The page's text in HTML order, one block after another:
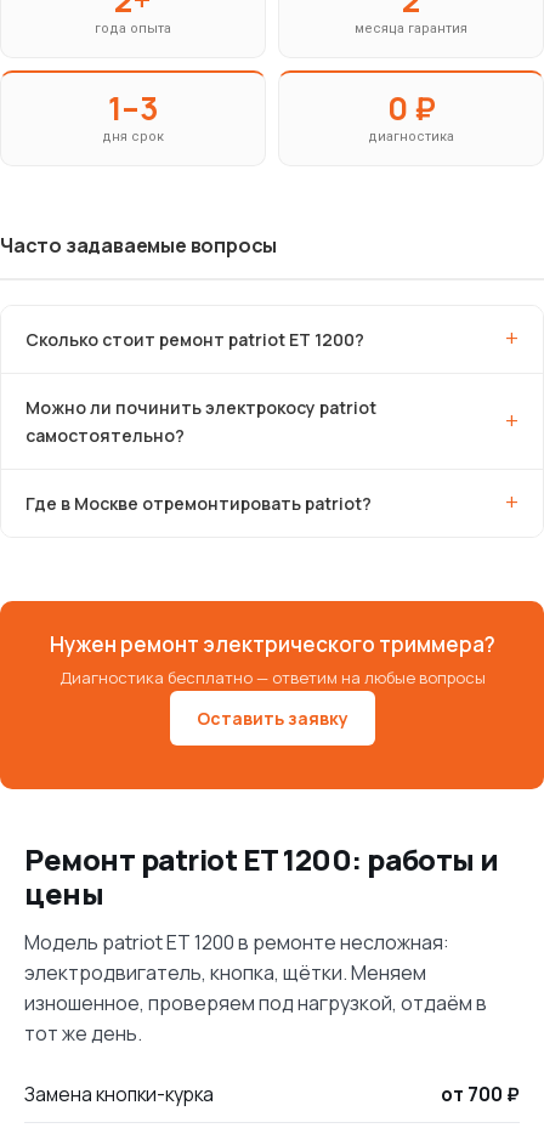
года опыта месяца гарантия
1–3
дня срок
0 ₽
диагностика
Часто задаваемые вопросы
Сколько стоит ремонт patriot ET 1200?
Можно ли починить электрокосу patriot
самостоятельно?
Где в Москве отремонтировать patriot?
Нужен ремонт электрического триммера?
Диагностика бесплатно — ответим на любые вопросы
Оставить заявку
Ремонт patriot ET 1200: работы и
цены
Модель patriot ET 1200 в ремонте несложная:
электродвигатель, кнопка, щётки. Меняем
изношенное, проверяем под нагрузкой, отдаём в
тот же день.
Замена кнопки-курка от 700 ₽